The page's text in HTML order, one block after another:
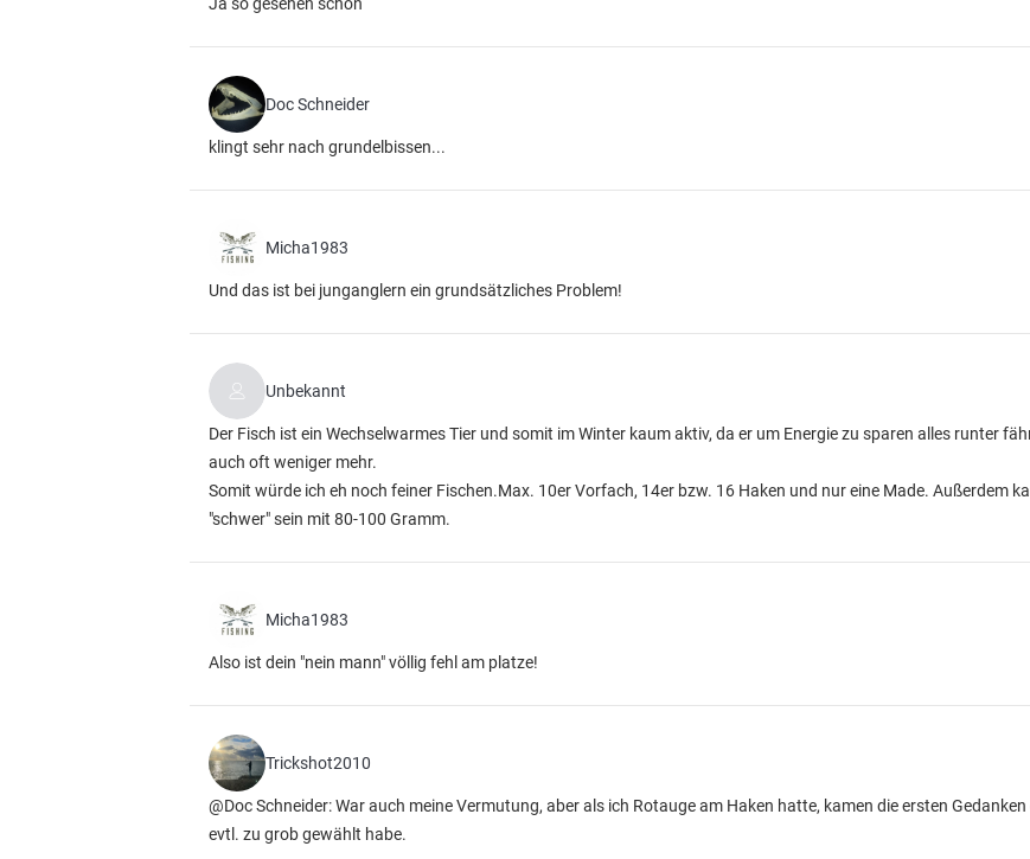
Doc Schneider
klingt sehr nach grundelbissen...
Micha1983
Und das ist bei junganglern ein grundsätzliches Problem!
Unbekannt
Der Fisch ist ein Wechselwarmes Tier und somit im Winter kaum aktiv, da er um Energie zu sparen alles runter
auch oft weniger mehr.
Somit würde ich eh noch feiner Fischen.Max. 10er Vorfach, 14er bzw. 16 Haken und nur eine Made. Außerdem
"schwer" sein mit 80-100 Gramm.
Micha1983
Also ist dein "nein mann" völlig fehl am platze!
Trickshot2010
@Doc Schneider: War auch meine Vermutung, aber als ich Rotauge am Haken hatte, kamen die ersten
evtl. zu grob gewählt habe.